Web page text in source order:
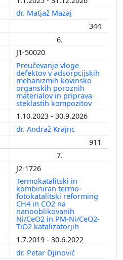
dr. Matjaž Mazaj
344
6.
J1-50020
Preučevanje vloge
defektov v adsorpcijskih
mehanizmih kovinsko
organskih poroznih
materialov in priprava
steklastih kompozitov
1.10.2023 - 30.9.2026
dr. Andraž Krajnc
911
7.
J2-1726
Termokatalitski in
kombiniran termo-
fotokatalitski reforming
CH4 in CO2 na
nanooblikovanih
Ni/CeO2 in PM-Ni/CeO2-
TiO2 katalizatorjih
1.7.2019 - 30.6.2022
dr. Petar Djinović